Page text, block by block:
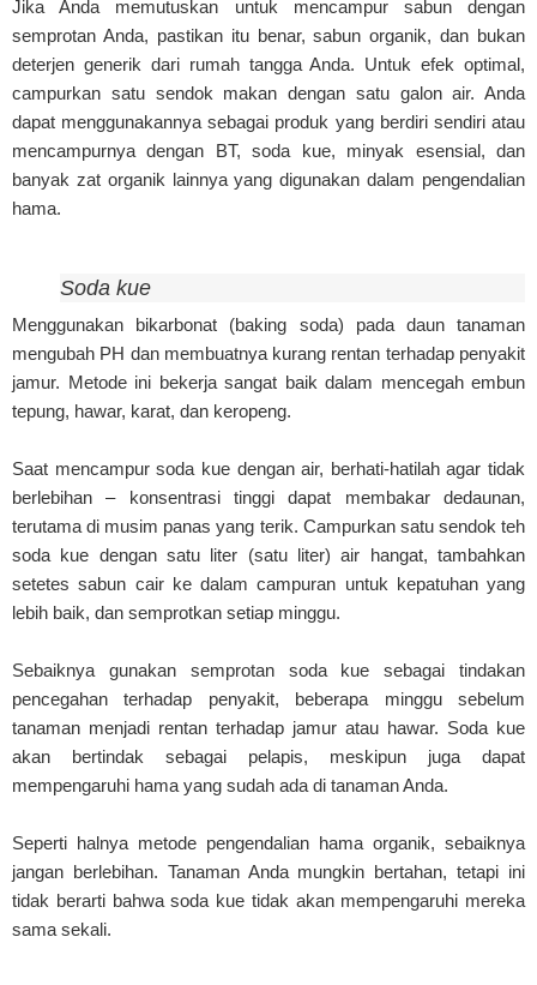
Jika Anda memutuskan untuk mencampur sabun dengan
semprotan Anda, pastikan itu benar, sabun organik, dan bukan
deterjen generik dari rumah tangga Anda. Untuk efek optimal,
campurkan satu sendok makan dengan satu galon air. Anda
dapat menggunakannya sebagai produk yang berdiri sendiri atau
mencampurnya dengan BT, soda kue, minyak esensial, dan
banyak zat organik lainnya yang digunakan dalam pengendalian
hama.
Soda kue
Menggunakan bikarbonat (baking soda) pada daun tanaman
mengubah PH dan membuatnya kurang rentan terhadap penyakit
jamur. Metode ini bekerja sangat baik dalam mencegah embun
tepung, hawar, karat, dan keropeng.
Saat mencampur soda kue dengan air, berhati-hatilah agar tidak
berlebihan – konsentrasi tinggi dapat membakar dedaunan,
terutama di musim panas yang terik. Campurkan satu sendok teh
soda kue dengan satu liter (satu liter) air hangat, tambahkan
setetes sabun cair ke dalam campuran untuk kepatuhan yang
lebih baik, dan semprotkan setiap minggu.
Sebaiknya gunakan semprotan soda kue sebagai tindakan
pencegahan terhadap penyakit, beberapa minggu sebelum
tanaman menjadi rentan terhadap jamur atau hawar. Soda kue
akan bertindak sebagai pelapis, meskipun juga dapat
mempengaruhi hama yang sudah ada di tanaman Anda.
Seperti halnya metode pengendalian hama organik, sebaiknya
jangan berlebihan. Tanaman Anda mungkin bertahan, tetapi ini
tidak berarti bahwa soda kue tidak akan mempengaruhi mereka
sama sekali.